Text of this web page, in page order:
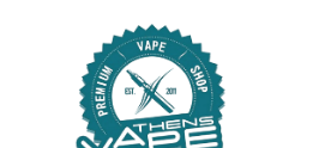
περιεχόμενο